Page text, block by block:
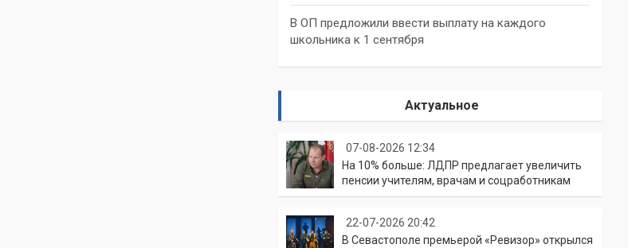
В ОП предложили ввести выплату на каждого
школьника к 1 сентября
Актуальное
07-08-2026 12:34
На 10% больше: ЛДПР предлагает увеличить
пенсии учителям, врачам и соцработникам
22-07-2026 20:42
В Севастополе премьерой «Ревизор» открылся